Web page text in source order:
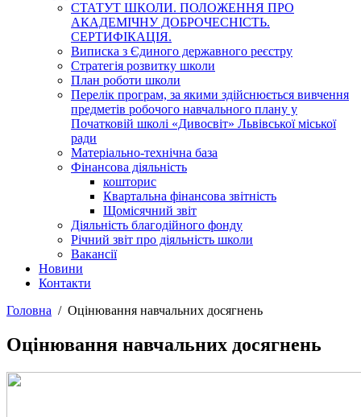
СТАТУТ ШКОЛИ. ПОЛОЖЕННЯ ПРО
АКАДЕМІЧНУ ДОБРОЧЕСНІСТЬ.
СЕРТИФІКАЦІЯ.
Виписка з Єдиного державного реєстру
Стратегія розвитку школи
План роботи школи
Перелік програм, за якими здійснюється вивчення
предметів робочого навчального плану у
Початковій школі «Дивосвіт» Львівської міської
ради
Матеріально-технічна база
Фінансова діяльність
кошторис
Квартальна фінансова звітність
Щомісячний звіт
Діяльність благодійного фонду
Річний звіт про діяльність школи
Вакансії
Новини
Контакти
Головна
Оцінювання навчальних досягнень
Оцінювання навчальних досягнень